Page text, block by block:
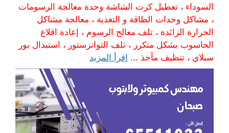
السوداء ، تعطيل كرت الشاشة وحدة معالجة الرسومات
، مشاكل وحدات الطاقة و التغذية ، معالجة مشاكل
الحرارة الزائدة ، تلف معالج الرسوم ، إعادة اقلاع
الحاسوب بشكل متكرر ، تلف التوانزستور ، استبدال بور
سبلاي ، تنظيف مآخذ ... اقرأ المزيد